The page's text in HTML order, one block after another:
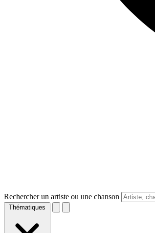
Rechercher un artiste ou une chanson
Thématiques